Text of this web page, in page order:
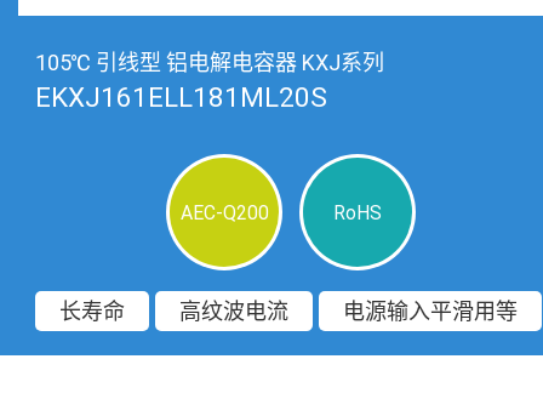
105℃ 引线型 铝电解电容器 KXJ系列
EKXJ161ELL181ML20S
AEC-Q200 RoHS
长寿命 高纹波电流 电源输入平滑用等